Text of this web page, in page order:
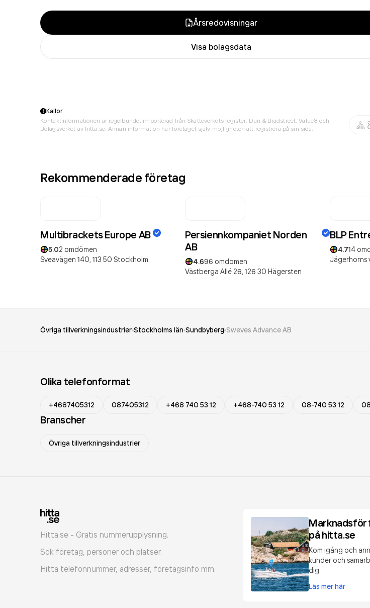
Årsredovisningar
Visa bolagsdata
Källor
Kontaktinformationen är regelbundet importerad från Skatteverkets register, Dun & Bradstreet, Value8 och
Bolagsverket av hitta.se. Annan information har företaget själv möjligheten att registrera på sin sida.
Rekommenderade företag
Multibrackets Europe AB
5.02 omdömen
Sveavägen 140, 113 50 Stockholm
Persiennkompaniet Norden
AB
4.696 omdömen
Västberga Allé 26, 126 30 Hägersten
BLP
4.714
Jägerhorns
Övriga tillverkningsindustrier Stockholms län Sundbyberg Sweves Advance AB
Olika telefonformat
+4687405312 087405312 +468 740 53 12 +468-740 53 12 08-740 53 12
Branscher
Övriga tillverkningsindustrier
Hitta.se - Gratis nummerupplysning.
Sök företag, personer och platser.
Hitta telefonnummer, adresser, företagsinfo mm.
på hitta.se
Kom igång och
kunder och
dig.
Läs mer här